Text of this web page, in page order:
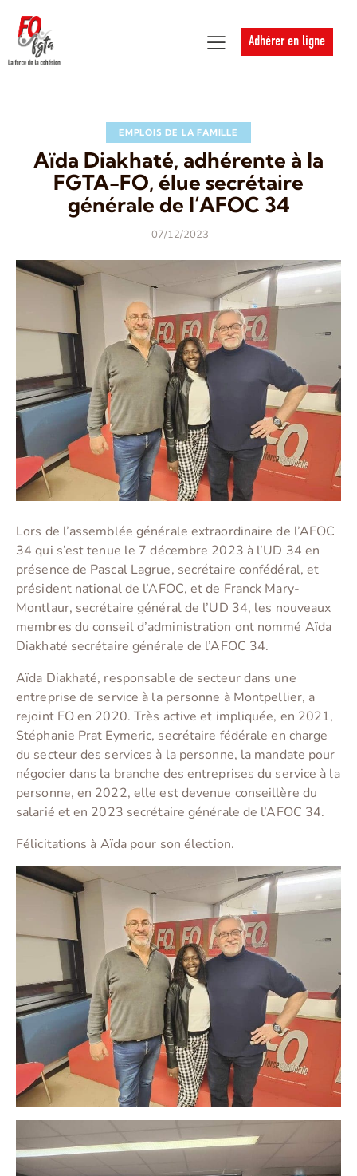
Adhérer en ligne
EMPLOIS DE LA FAMILLE
Aïda Diakhaté, adhérente à la
FGTA-FO, élue secrétaire
générale de l’AFOC 34
07/12/2023
Lors de l’assemblée générale extraordinaire de l’AFOC
34 qui s’est tenue le 7 décembre 2023 à l’UD 34 en
présence de Pascal Lagrue, secrétaire confédéral, et
président national de l’AFOC, et de Franck Mary-
Montlaur, secrétaire général de l’UD 34, les nouveaux
membres du conseil d’administration ont nommé Aïda
Diakhaté secrétaire générale de l’AFOC 34.
Aïda Diakhaté, responsable de secteur dans une
entreprise de service à la personne à Montpellier, a
rejoint FO en 2020. Très active et impliquée, en 2021,
Stéphanie Prat Eymeric, secrétaire fédérale en charge
du secteur des services à la personne, la mandate pour
négocier dans la branche des entreprises du service à la
personne, en 2022, elle est devenue conseillère du
salarié et en 2023 secrétaire générale de l’AFOC 34.
Félicitations à Aïda pour son élection.